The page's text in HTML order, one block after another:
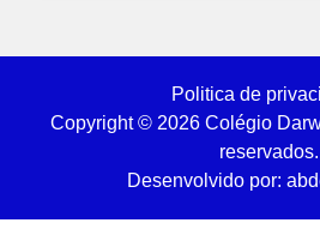
Politica de
Copyright © 2026 Colégio
reservados.
Desenvolvido por: